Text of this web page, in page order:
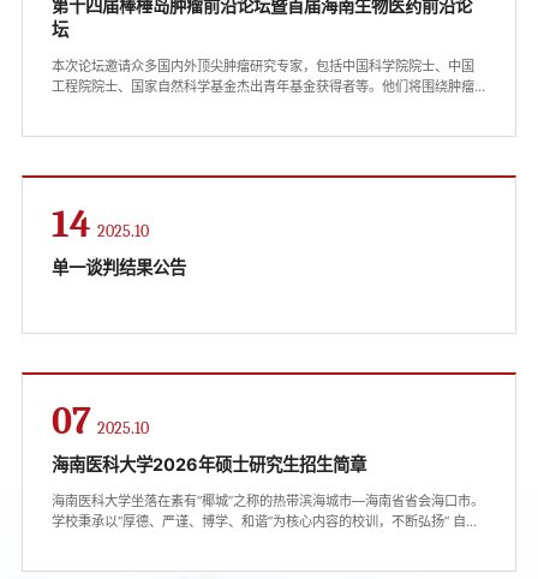
第十四届棒棰岛肿瘤前沿论坛暨首届海南生物医药前沿论
坛
本次论坛邀请众多国内外顶尖肿瘤研究专家，包括中国科学院院士、中国
工程院院士、国家自然科学基金杰出青年基金获得者等。他们将围绕肿瘤
14 2025.10
单一谈判结果公告
07 2025.10
海南医科大学2026年硕士研究生招生简章
海南医科大学坐落在素有“椰城”之称的热带滨海城市—海南省省会海口市。
学校秉承以“厚德、严谨、博学、和谐”为核心内容的校训，不断弘扬“ 自强